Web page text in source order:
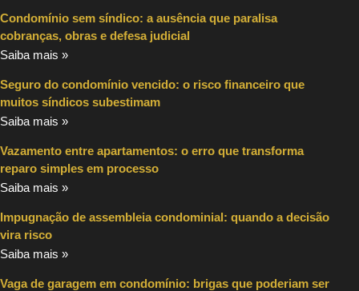
Condomínio sem síndico: a ausência que paralisa
cobranças, obras e defesa judicial
Saiba mais »
Seguro do condomínio vencido: o risco financeiro que
muitos síndicos subestimam
Saiba mais »
Vazamento entre apartamentos: o erro que transforma
reparo simples em processo
Saiba mais »
Impugnação de assembleia condominial: quando a decisão
vira risco
Saiba mais »
Vaga de garagem em condomínio: brigas que poderiam ser